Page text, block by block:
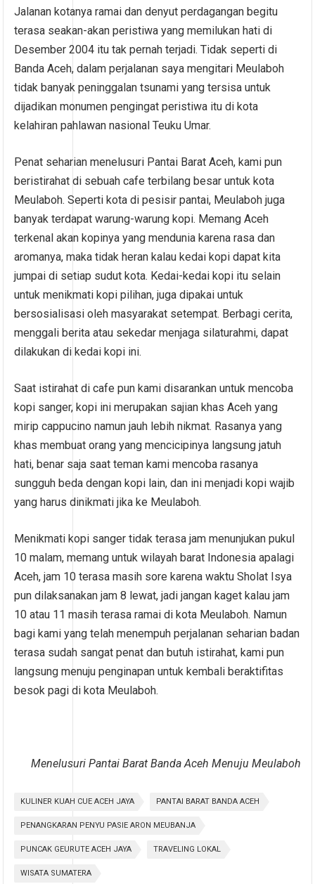
Jalanan kotanya ramai dan denyut perdagangan begitu
terasa seakan-akan peristiwa yang memilukan hati di
Desember 2004 itu tak pernah terjadi. Tidak seperti di
Banda Aceh, dalam perjalanan saya mengitari Meulaboh
tidak banyak peninggalan tsunami yang tersisa untuk
dijadikan monumen pengingat peristiwa itu di kota
kelahiran pahlawan nasional Teuku Umar.
Penat seharian menelusuri Pantai Barat Aceh, kami pun
beristirahat di sebuah cafe terbilang besar untuk kota
Meulaboh. Seperti kota di pesisir pantai, Meulaboh juga
banyak terdapat warung-warung kopi. Memang Aceh
terkenal akan kopinya yang mendunia karena rasa dan
aromanya, maka tidak heran kalau kedai kopi dapat kita
jumpai di setiap sudut kota. Kedai-kedai kopi itu selain
untuk menikmati kopi pilihan, juga dipakai untuk
bersosialisasi oleh masyarakat setempat. Berbagi cerita,
menggali berita atau sekedar menjaga silaturahmi, dapat
dilakukan di kedai kopi ini.
Saat istirahat di cafe pun kami disarankan untuk mencoba
kopi sanger, kopi ini merupakan sajian khas Aceh yang
mirip cappucino namun jauh lebih nikmat. Rasanya yang
khas membuat orang yang mencicipinya langsung jatuh
hati, benar saja saat teman kami mencoba rasanya
sungguh beda dengan kopi lain, dan ini menjadi kopi wajib
yang harus dinikmati jika ke Meulaboh.
Menikmati kopi sanger tidak terasa jam menunjukan pukul
10 malam, memang untuk wilayah barat Indonesia apalagi
Aceh, jam 10 terasa masih sore karena waktu Sholat Isya
pun dilaksanakan jam 8 lewat, jadi jangan kaget kalau jam
10 atau 11 masih terasa ramai di kota Meulaboh. Namun
bagi kami yang telah menempuh perjalanan seharian badan
terasa sudah sangat penat dan butuh istirahat, kami pun
langsung menuju penginapan untuk kembali beraktifitas
besok pagi di kota Meulaboh.
Menelusuri Pantai Barat Banda Aceh Menuju Meulaboh
KULINER KUAH CUE ACEH JAYA PANTAI BARAT BANDA ACEH
PENANGKARAN PENYU PASIE ARON MEUBANJA
PUNCAK GEURUTE ACEH JAYA TRAVELING LOKAL
WISATA SUMATERA